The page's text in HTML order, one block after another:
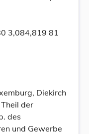
3,084,819 81
Diekirch
der
des
und Gewerbe